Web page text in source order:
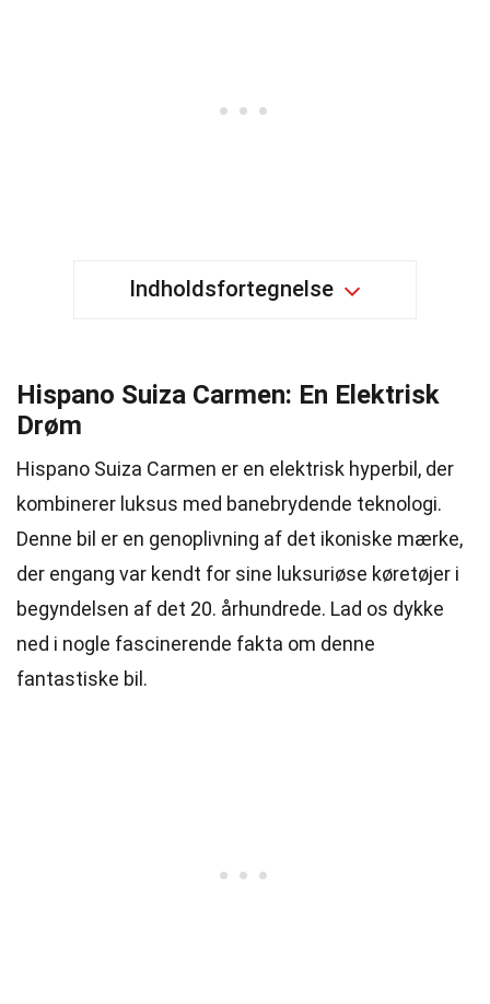
Indholdsfortegnelse
Hispano Suiza Carmen: En Elektrisk
Drøm
Hispano Suiza Carmen er en elektrisk hyperbil, der
kombinerer luksus med banebrydende teknologi.
Denne bil er en genoplivning af det ikoniske mærke,
der engang var kendt for sine luksuriøse køretøjer i
begyndelsen af det 20. århundrede. Lad os dykke
ned i nogle fascinerende fakta om denne
fantastiske bil.